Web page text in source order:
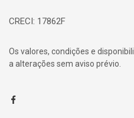
CRECI: 17862F
Os valores, condições e
a alterações sem aviso prévio.
Facebook